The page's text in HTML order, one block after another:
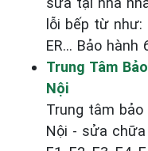
lỗi bếp từ như:
ER... Bảo hành
Trung Tâm
Nội
Trung tâm
Nội - sửa